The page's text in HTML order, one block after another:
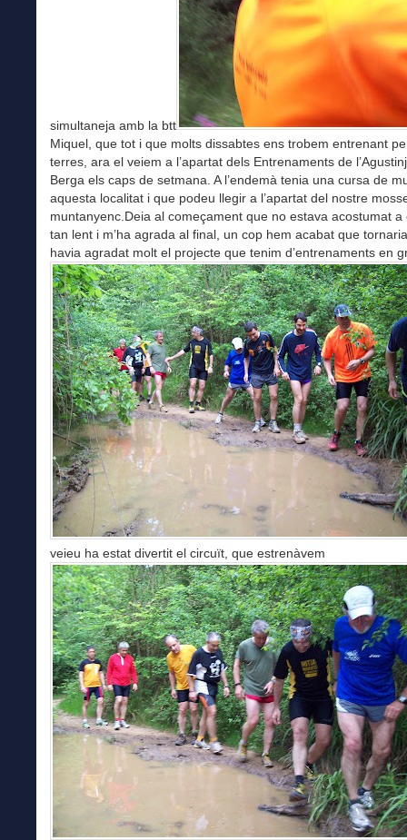
simultaneja amb la btt
Miquel, que tot i que molts dissabtes ens trobem entrenant
terres, ara el veiem a l’apartat dels Entrenaments de
Berga els caps de setmana. A l’endemà tenia una cursa de
aquesta localitat i que podeu llegir a l’apartat del nostre
muntanyenc.Deia al começament que no estava acostumat a
tan lent i m’ha agrada al final, un cop hem acabat que
havia agradat molt el projecte que tenim d’entrenaments en
veieu ha estat divertit el circuït, que estrenàvem